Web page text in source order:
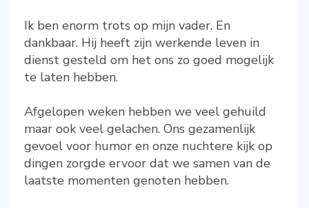
Ik ben enorm trots op mijn vader. En
dankbaar. Hij heeft zijn werkende leven in
dienst gesteld om het ons zo goed mogelijk
te laten hebben.
Afgelopen weken hebben we veel gehuild
maar ook veel gelachen. Ons gezamenlijk
gevoel voor humor en onze nuchtere kijk op
dingen zorgde ervoor dat we samen van de
laatste momenten genoten hebben.